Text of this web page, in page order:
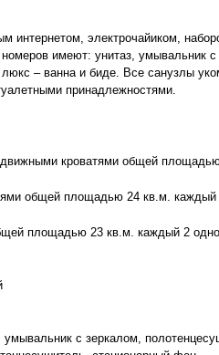
интернетом, электрочайиком,
имеют: унитаз, умывальник
– ванна и биде. Все санузлы
принадлежностями.
кроватями общей
общей площадью 24 кв.м. каждый
площадью 23 кв.м. каждый 2
с зеркалом,